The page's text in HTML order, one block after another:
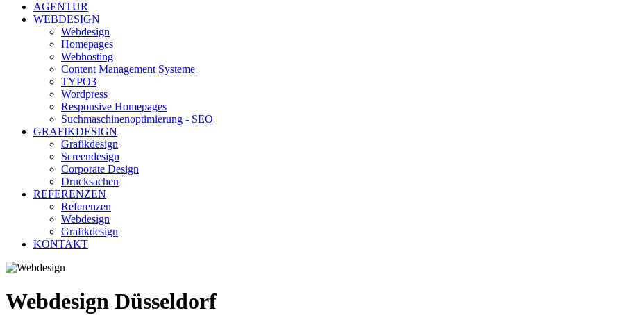
AGENTUR
WEBDESIGN
Webdesign
Homepages
Webhosting
Content Management Systeme
TYPO3
Wordpress
Responsive Homepages
Suchmaschinenoptimierung - SEO
GRAFIKDESIGN
Grafikdesign
Screendesign
Corporate Design
Drucksachen
REFERENZEN
Referenzen
Webdesign
Grafikdesign
KONTAKT
Webdesign Düsseldorf